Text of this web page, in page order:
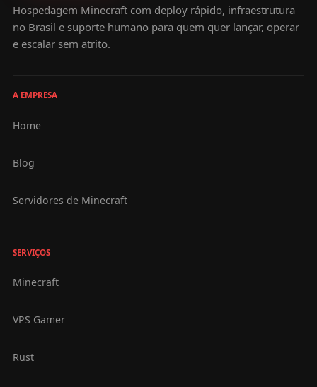
Hospedagem Minecraft com deploy rápido, infraestrutura
no Brasil e suporte humano para quem quer lançar, operar
e escalar sem atrito.
A EMPRESA
Home
Blog
Servidores de Minecraft
SERVIÇOS
Minecraft
VPS Gamer
Rust